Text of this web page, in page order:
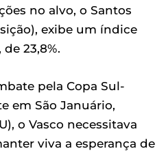
no alvo, o Santos
exibe um índice
23,8%.
pela Copa Sul-
em São Januário,
o Vasco necessitava
viva a esperança de